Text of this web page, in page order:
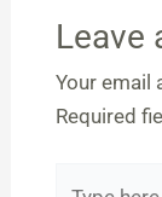
Leave
Your email
Required